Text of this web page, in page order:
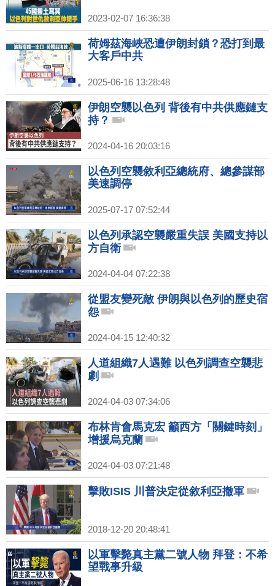
2023-02-07 16:36:38
荷姆茲海峽恐遭伊朗封鎖？恐打到最
大客戶中共
2025-06-16 13:28:48
伊朗空襲以色列 背後有中共供應鏈支
持？
2024-04-16 20:03:16
以色列空襲敘利亞總統府、總參謀部
美速調停
2025-07-17 07:52:44
以色列承認空襲嚴重失誤 美國支持以
方自衛
2024-04-04 07:22:38
從盟友變死敵 伊朗與以色列的歷史宿
怨
2024-04-15 12:40:32
人道組織7人遇難 以色列調查空襲悲
劇
2024-04-03 07:34:06
布林肯會馬克宏 籲西方「關鍵時刻」
增援烏克蘭
2024-04-03 07:21:48
擊敗ISIS 川普決定從敘利亞撤軍
2018-12-20 20:48:41
以軍擊斃真主黨二號人物 拜登：不希
望戰事升級